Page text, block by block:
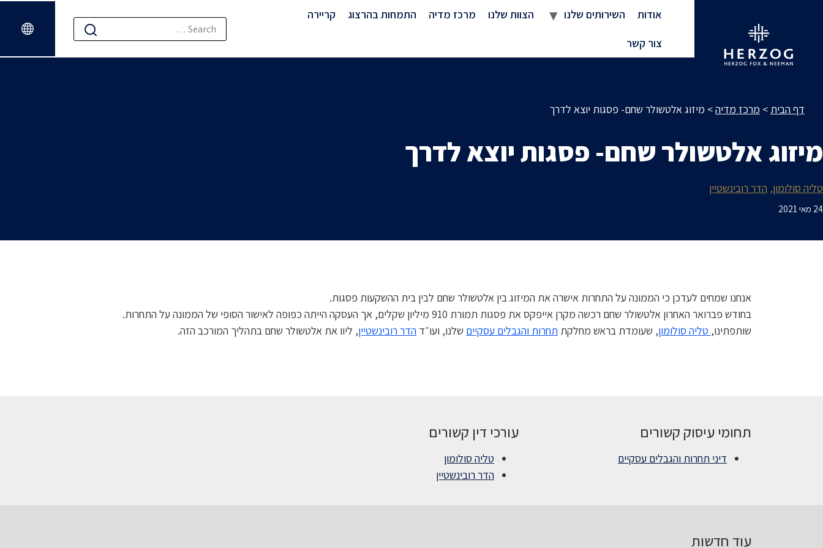
אודות השירותים שלנו הצוות שלנו מרכז מדיה התמחות בהרצוג קריירה
צור קשר
דף הבית > מרכז מדיה> מיזוג אלטשולר שחם- פסגות יוצא לדרך
מיזוג אלטשולר שחם- פסגות יוצא לדרך
טליה סולומון הדר רובינשטיין
24 מאי 2021
אנחנו שמחים לעדכן כי הממונה על התחרות אישרה את המיזוג בין אלטשולר שחם לבין בית ההשקעות פסגות.
בחודש פברואר האחרון אלטשולר שחם רכשה מקרן אייפקס את פסגות תמורת 910 מיליון שקלים, אך העסקה הייתה כפופה לאישור הסופי של הממונה על התחרות.
שותפתינו, טליה סולומון, שעומדת בראש מחלקת תחרות והגבלים עסקיים שלנו, ועו״ד הדר רובינשטיין, ליוו את אלטשולר שחם בתהליך המורכב הזה.
תחומי עיסוק קשורים
דיני תחרות והגבלים עסקיים
עורכי דין קשורים
טליה סולומון
הדר רובינשטיין
עוד חדשות